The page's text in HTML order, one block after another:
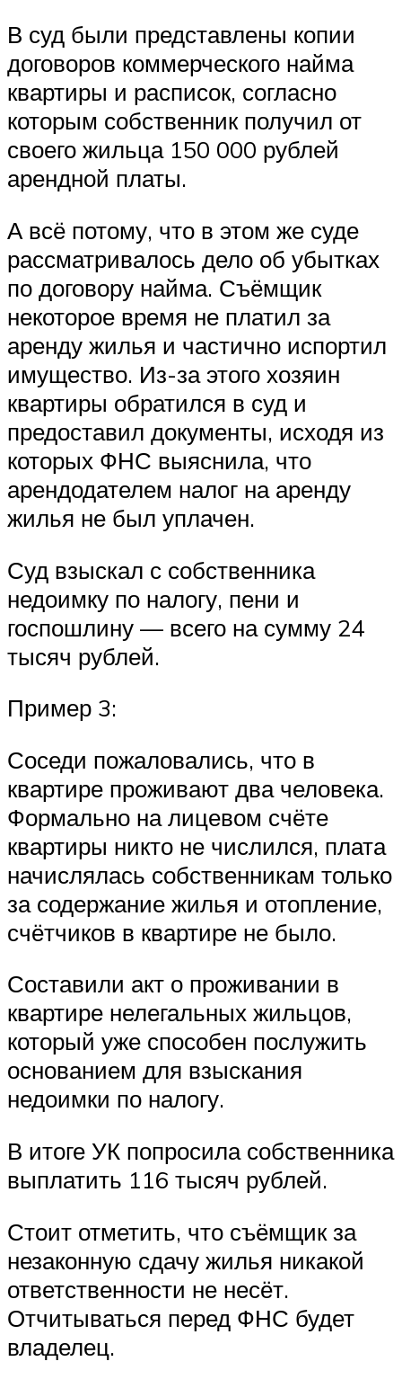
В суд были представлены копии
договоров коммерческого найма
квартиры и расписок, согласно
которым собственник получил от
своего жильца 150 000 рублей
арендной платы.
А всё потому, что в этом же суде
рассматривалось дело об убытках
по договору найма. Съёмщик
некоторое время не платил за
аренду жилья и частично испортил
имущество. Из-за этого хозяин
квартиры обратился в суд и
предоставил документы, исходя из
которых ФНС выяснила, что
арендодателем налог на аренду
жилья не был уплачен.
Суд взыскал с собственника
недоимку по налогу, пени и
госпошлину — всего на сумму 24
тысяч рублей.
Пример 3:
Соседи пожаловались, что в
квартире проживают два человека.
Формально на лицевом счёте
квартиры никто не числился, плата
начислялась собственникам только
за содержание жилья и отопление,
счётчиков в квартире не было.
Составили акт о проживании в
квартире нелегальных жильцов,
который уже способен послужить
основанием для взыскания
недоимки по налогу.
В итоге УК попросила собственника
выплатить 116 тысяч рублей.
Стоит отметить, что съёмщик за
незаконную сдачу жилья никакой
ответственности не несёт.
Отчитываться перед ФНС будет
владелец.